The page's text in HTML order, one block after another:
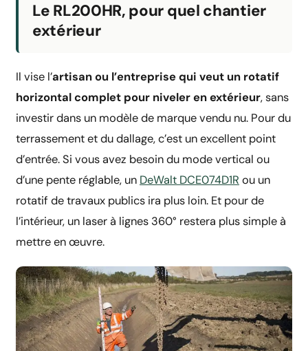
Le RL200HR, pour quel chantier
extérieur
Il vise l’artisan ou l’entreprise qui veut un rotatif
horizontal complet pour niveler en extérieur, sans
investir dans un modèle de marque vendu nu. Pour du
terrassement et du dallage, c’est un excellent point
d’entrée. Si vous avez besoin du mode vertical ou
d’une pente réglable, un DeWalt DCE074D1R ou un
rotatif de travaux publics ira plus loin. Et pour de
l’intérieur, un laser à lignes 360° restera plus simple à
mettre en œuvre.